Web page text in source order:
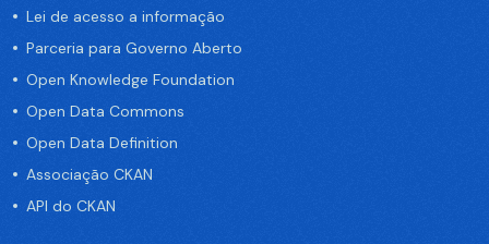
Lei de acesso a informação
Parceria para Governo Aberto
Open Knowledge Foundation
Open Data Commons
Open Data Definition
Associação CKAN
API do CKAN